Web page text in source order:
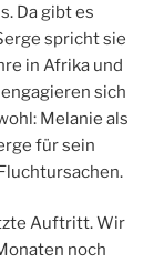
Da gibt es
spricht sie
in Afrika und
sich
Melanie als
für sein
Auftritt. Wir
noch